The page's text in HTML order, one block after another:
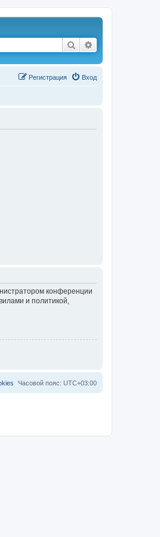
Поиск
Вход
Регистрация
конференции
и политикой,
Часовой пояс: UTC+03:00